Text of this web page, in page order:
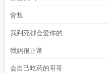
背叛
我到死都会爱你的
我妈很正常
会自己吃药的哥哥